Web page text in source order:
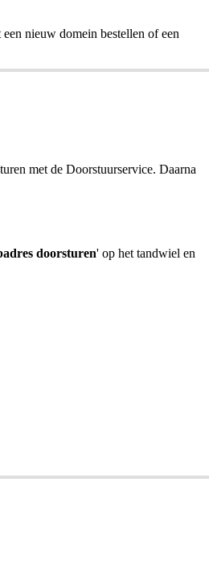
nieuw domein bestellen of een
met de Doorstuurservice. Daarna
doorsturen' op het tandwiel en